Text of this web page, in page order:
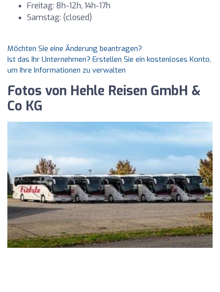
Freitag: 8h-12h, 14h-17h
Samstag: (closed)
Möchten Sie eine Änderung beantragen?
Ist das Ihr Unternehmen? Erstellen Sie ein kostenloses Konto,
um Ihre Informationen zu verwalten
Fotos von Hehle Reisen GmbH &
Co KG